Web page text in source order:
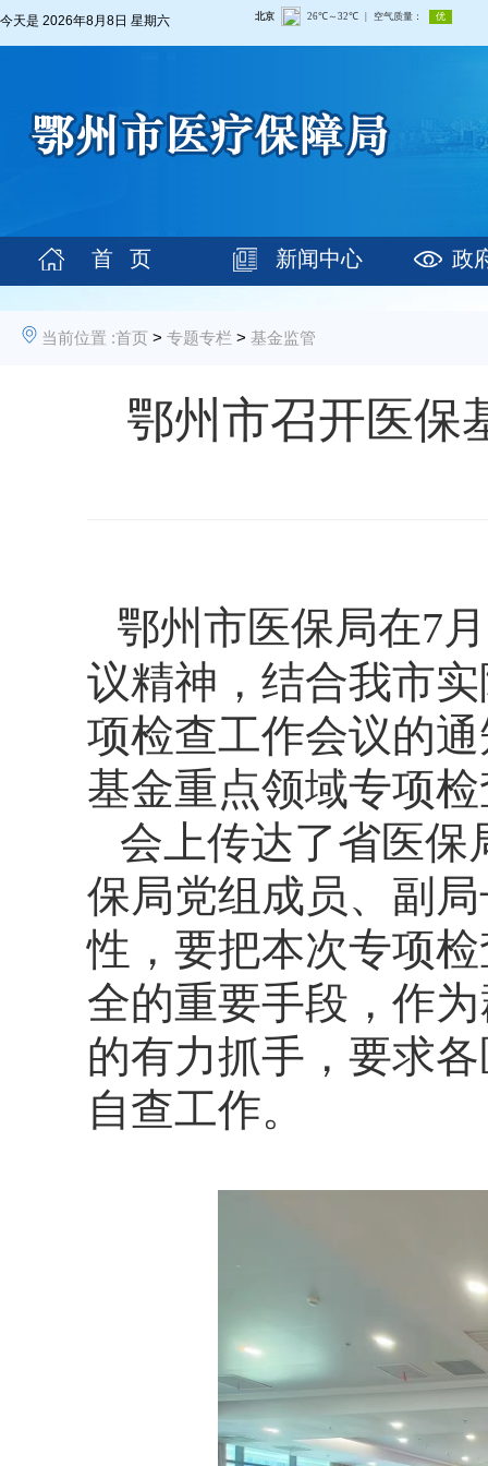
今天是 2026年8月8日 星期六
首 页 新闻中心 政
当前位置 :首页 > 专题专栏 > 基金监管
鄂州市召开医保
鄂州市医保局在7
议精神，结合我市
项检查工作会议的
基金重点领域专项
会上传达了省医保
保局党组成员、副
性，要把本次专项
全的重要手段，作
的有力抓手， 要求
自查工作。